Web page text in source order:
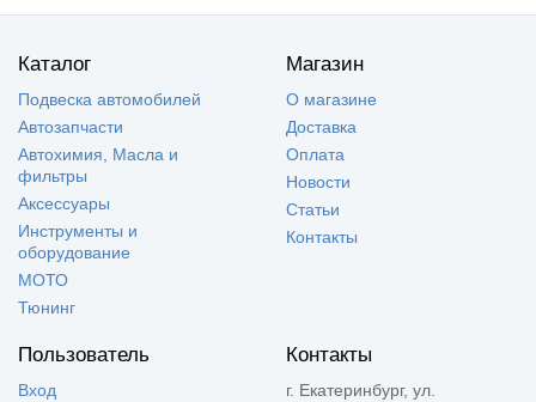
Каталог
Подвеска автомобилей
Автозапчасти
Автохимия, Масла и
фильтры
Аксессуары
Инструменты и
оборудование
МОТО
Тюнинг
Магазин
О магазине
Доставка
Оплата
Новости
Статьи
Контакты
Пользователь
Вход
Контакты
г. Екатеринбург, ул.